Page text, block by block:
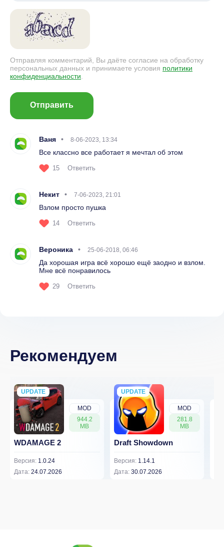
Отправляя комментарий, Вы даёте согласие на обработку
персональных данных и принимаете условия политики
конфиденциальности.
Отправить
Ваня 8-06-2023, 13:34
Все классно все работает я мечтал об этом
15 Ответить
Некит 7-06-2023, 21:01
Взлом просто пушка
14 Ответить
Вероника 25-06-2018, 06:46
Да хорошая игра всё хорошо ещё заодно и взлом.
Мне всё понравилось
29 Ответить
Рекомендуем
MOD
944.2
MB
UPDATE
NEW
WDAMAGE 2
Версия: 1.0.24
Дата: 24.07.2026
MOD
281.8
MB
UPDATE
NEW
Draft Showdown
Версия: 1.14.1
Дата: 30.07.2026